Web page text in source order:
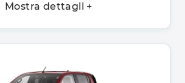
Mostra dettagli +